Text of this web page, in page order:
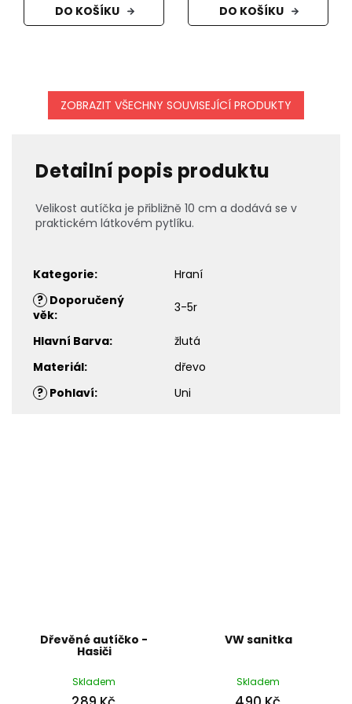
DO KOŠÍKU DO KOŠÍKU
ZOBRAZIT VŠECHNY SOUVISEJÍCÍ PRODUKTY
Detailní popis produktu
Velikost autíčka je přibližně 10 cm a dodává se v
praktickém látkovém pytlíku.
Kategorie:
Hraní
? Doporučený
věk: 3-5r
Hlavní Barva:
žlutá
Materiál:
dřevo
? Pohlaví: Uni
Dřevěné autíčko -
Hasiči
Skladem
VW sanitka
Skladem